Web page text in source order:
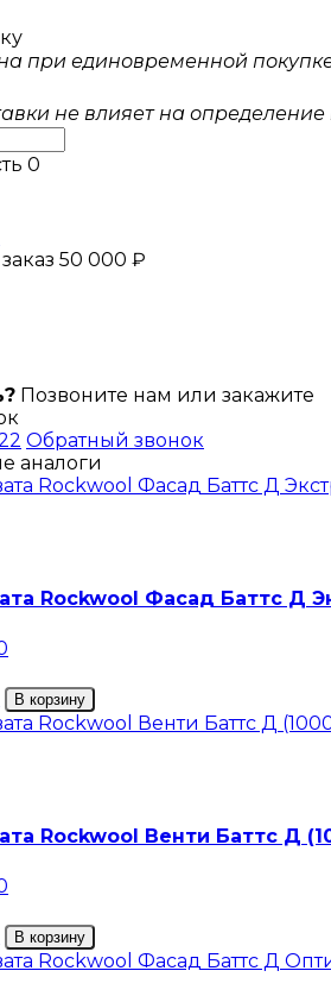
при единовременной
не влияет на
0
50 000 ₽
Позвоните нам или закажите
Обратный звонок
аналоги
Rockwool Фасад Баттс Д
В корзину
Rockwool Венти Баттс Д
В корзину